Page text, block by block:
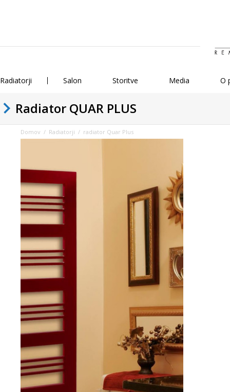
Radiatorji Salon Storitve Media O
Radiator QUAR PLUS
Domov / Radiatorji / radiator Quar Plus